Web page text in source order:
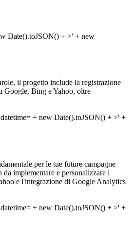
il progetto include la registrazione
Google, Bing e Yahoo, oltre
per le tue future campagne
implementare e personalizzare i
e l'integrazione di Google Analytics